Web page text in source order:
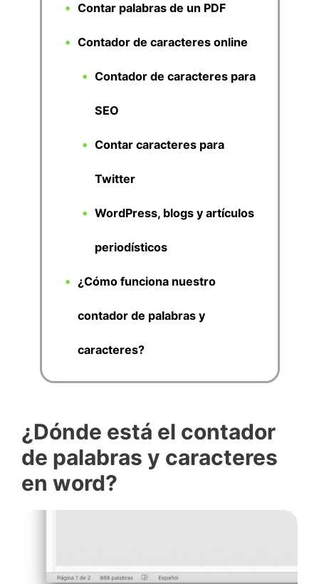
Contar palabras de un PDF
Contador de caracteres online
Contador de caracteres para
SEO
Contar caracteres para
Twitter
WordPress, blogs y artículos
periodísticos
¿Cómo funciona nuestro
contador de palabras y
caracteres?
¿Dónde está el contador
de palabras y caracteres
en word?